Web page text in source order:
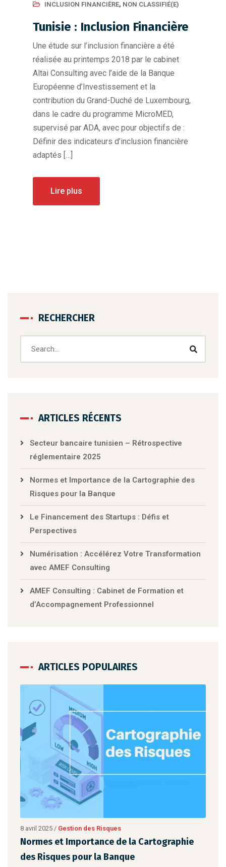
INCLUSION FINANCIÈRE, NON CLASSIFIÉ(E)
Tunisie : Inclusion Financière
Une étude sur l’inclusion financière a été
réalisée au printemps 2018 par le cabinet
Altai Consulting avec l’aide de la Banque
Européenne d’Investissement et la
contribution du Grand-Duché de Luxembourg,
dans le cadre du programme MicroMED,
supervisé par ADA, avec pour objectifs de :
Définir des indicateurs d’inclusion financière
adaptés […]
Lire plus
RECHERCHER
ARTICLES RÉCENTS
Secteur bancaire tunisien – Rétrospective
réglementaire 2025
Normes et Importance de la Cartographie des
Risques pour la Banque
Le Financement des Startups : Défis et
Perspectives
Numérisation : Accélérez Votre Transformation
avec AMEF Consulting
AMEF Consulting : Cabinet de Formation et
d’Accompagnement Professionnel
ARTICLES POPULAIRES
8 avril 2025 / Gestion des Risques
Normes et Importance de la Cartographie
des Risques pour la Banque